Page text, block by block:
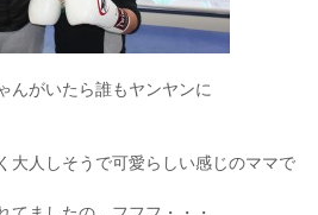
んがいたら誰もヤンヤンに
大人しそうで可愛らしい感じのママで